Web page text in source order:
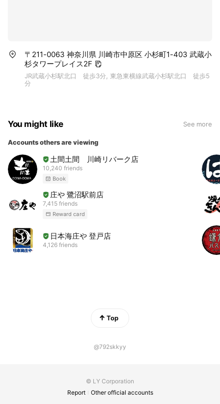
〒211-0063 神奈川県 川崎市中原区 小杉町1-403 武蔵小
杉タワープレイス2F
JR武蔵小杉駅北口 徒歩3分, 東急東横線武蔵小杉駅北口 徒歩5
分
You might like See more
Accounts others are viewing
土間土間 川崎リバーク店
10,240 friends
Book
庄や 鷺沼駅前店
7,415 friends
Reward card
日本海庄や 登戸店
4,126 friends
Top
@792skkyy
© LY Corporation
Report
Other official accounts